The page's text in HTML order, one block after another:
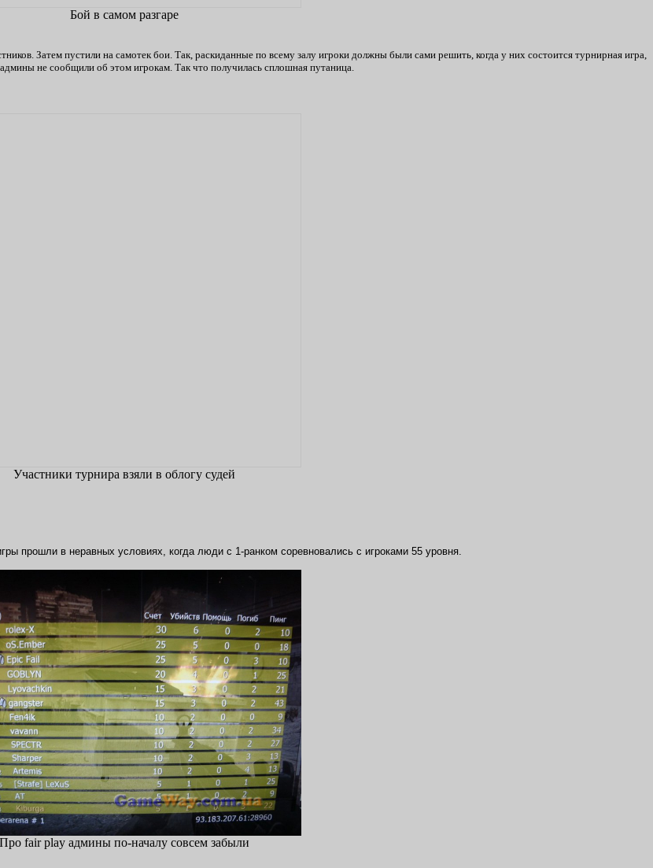
Бой в самом разгаре
Затем пустили на самотек бои. Так, раскиданные по всему залу игроки должны были сами решить, когда у них состоится турнирная игра,
не сообщили об этом игрокам. Так что получилась сплошная путаница.
Участники турнира взяли в облогу судей
прошли в неравных условиях, когда люди с 1-ранком соревновались с игроками 55 уровня.
Про fair play админы по-началу совсем забыли